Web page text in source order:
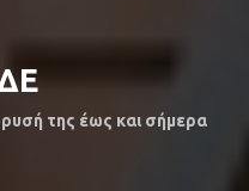
της έως και σήμερα